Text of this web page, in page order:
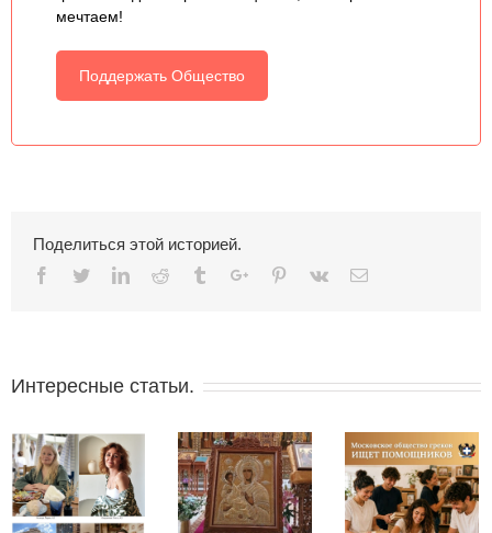
мечтаем!
Поддержать Общество
Поделиться этой историей.
Facebook
TwitterLinkedinReddit TumblrGoogle+Pinterest
Vk Email
Интересные статьи.